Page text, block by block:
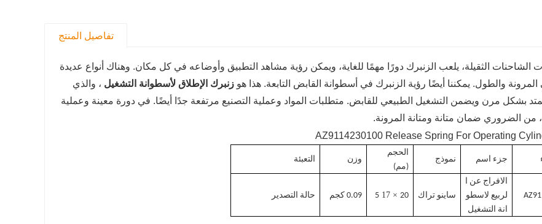
تفاصيل المنتج
الشاحنات الثقيلة، يلعب الزنبرك دورًا مهمًا للغاية، ويمكن رؤية مشاهد التطبيق وأوضاعه في كل مكان. وهناك أنواع عديدة
والطول. يمكننا أيضًا رؤية الزنبرك في أسطوانة القابض التابعة. هذا هو زنبرك الإطلاق لأسطوانة التشغيل ، والذي
بشكل مرن ويضمن التشغيل الطبيعي للقابض. متطلبات المواد وعملية التصنيع مرتفعة جدًا أيضًا. في دورة معينة وعملية
من الضروري ضمان متانة ومتانة المرونة.
جزء اسم نموذج
الحجم
(مم)
وزن التعبئة
الافراج عن ا
لربيع لاسطو
انة التشغيل
ساينو تراك 20
× 17
5 0.09 كجم حالة التصدير